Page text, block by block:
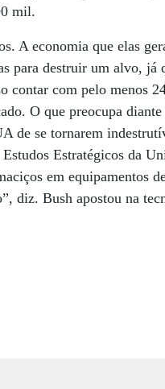
mil.
A economia que elas
para destruir um alvo, já
contar com pelo menos
O que preocupa
de se tornarem
Estratégicos da
em equipamentos
diz. Bush apostou na